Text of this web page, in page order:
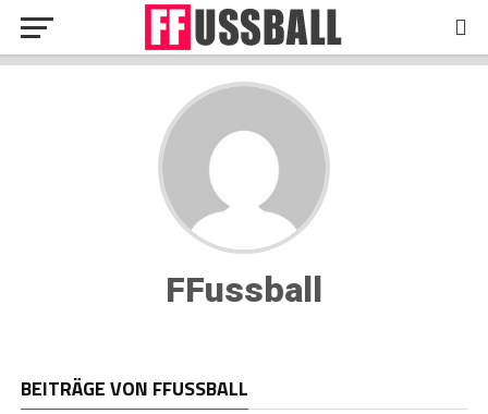
FFussball
BEITRÄGE VON FFUSSBALL